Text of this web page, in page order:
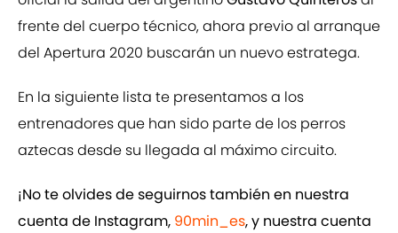
frente del cuerpo técnico, ahora previo al arranque
del Apertura 2020 buscarán un nuevo estratega.
En la siguiente lista te presentamos a los
entrenadores que han sido parte de los perros
aztecas desde su llegada al máximo circuito.
¡No te olvides de seguirnos también en nuestra
cuenta de Instagram, 90min_es, y nuestra cuenta